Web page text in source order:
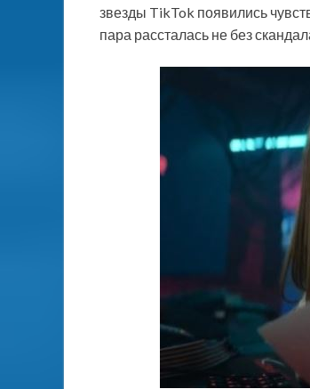
звезды TikTok появились
пара рассталась не без